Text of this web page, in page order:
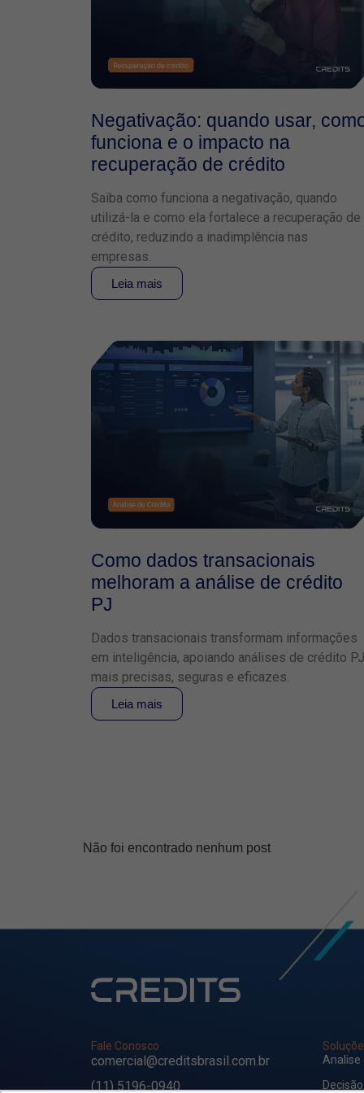
Negativação: quando usar,
funciona e o impacto na
recuperação de crédito
Saiba como funciona a negativação, quando
utilizá-la e como ela fortalece a recuperação de
crédito, reduzindo a inadimplência nas
empresas.
Leia mais
Como dados transacionais
melhoram a análise de crédito
PJ
Dados transacionais transformam informações
em inteligência, apoiando análises de crédito PJ
mais precisas, seguras e eficazes.
Leia mais
Não foi encontrado nenhum post
Fale Conosco
comercial@creditsbrasil.com.br
(11) 5196-0940
Analise